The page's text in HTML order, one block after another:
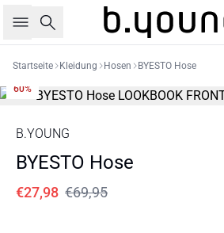
Suche
Startseite Kleidung Hosen BYESTO Hose
60%
B.YOUNG
BYESTO Hose
€27,98 €69,95